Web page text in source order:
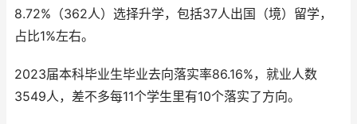
8.72%（362人）选择升学，包括37人出国（境）留学，
占比1%左右。
2023届本科毕业生毕业去向落实率86.16%，就业人数
3549人，差不多每11个学生里有10个落实了方向。